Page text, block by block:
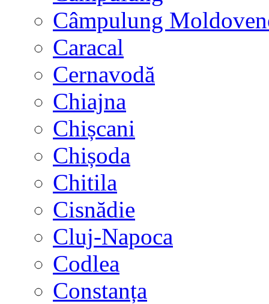
Câmpulung
Caracal
Cernavodă
Chiajna
Chișcani
Chișoda
Chitila
Cisnădie
Cluj-Napoca
Codlea
Constanța